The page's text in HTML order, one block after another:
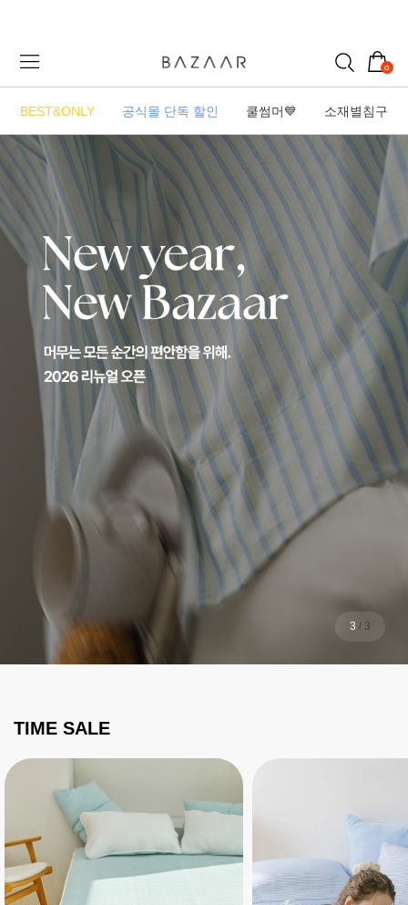
0
BEST&ONLY 공식몰 단독 할인 쿨썸머💙 소재별침구
1 / 3
TIME SALE